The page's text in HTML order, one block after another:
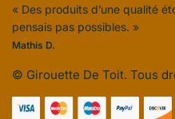
« Des produits d’une qualité
pensais pas possibles. »
Mathis D.
© Girouette De Toit. Tous